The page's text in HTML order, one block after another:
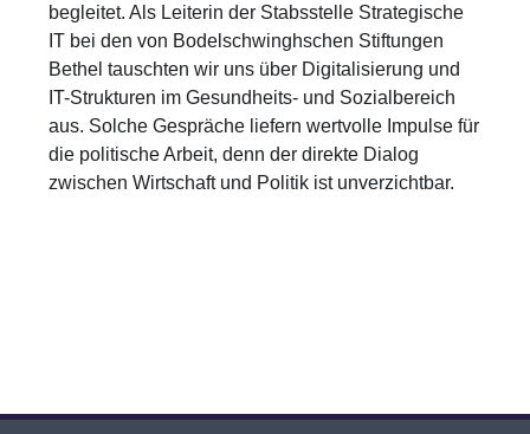
begleitet. Als Leiterin der Stabsstelle Strategische
IT bei den von Bodelschwinghschen Stiftungen
Bethel tauschten wir uns über Digitalisierung und
IT-Strukturen im Gesundheits- und Sozialbereich
aus. Solche Gespräche liefern wertvolle Impulse für
die politische Arbeit, denn der direkte Dialog
zwischen Wirtschaft und Politik ist unverzichtbar.